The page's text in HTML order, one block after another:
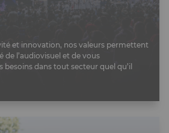
et innovation, nos valeurs permettent
de l’audiovisuel et de vous
dans tout secteur quel qu’il